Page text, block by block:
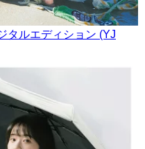
タルエディション (YJ